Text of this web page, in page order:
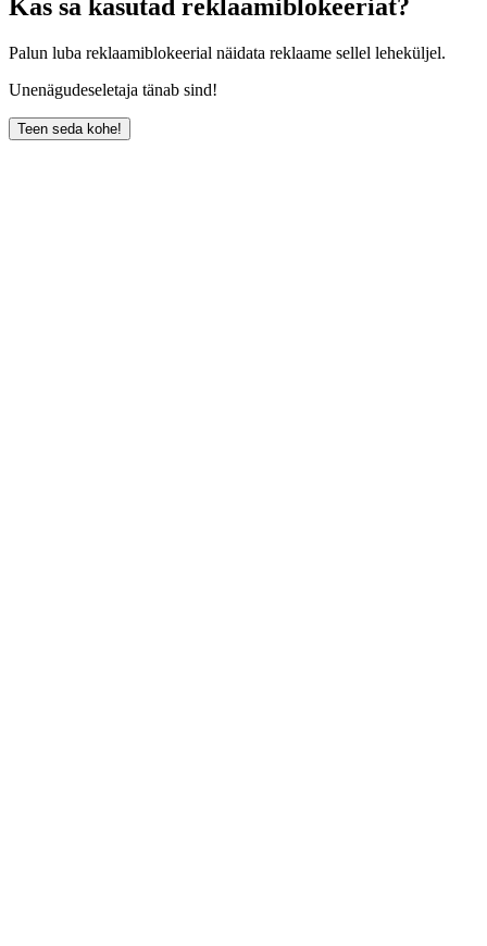
Kas sa kasutad reklaamiblokeeriat?
Palun luba reklaamiblokeerial näidata reklaame sellel leheküljel.
Unenägudeseletaja tänab sind!
Teen seda kohe!